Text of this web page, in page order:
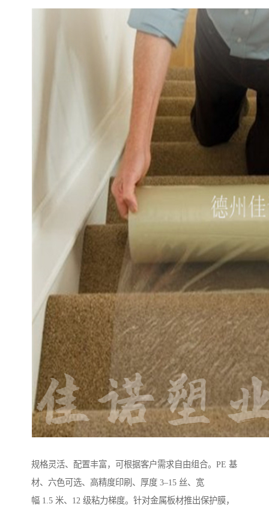
规格灵活、配置丰富，可根据客户需求自由组合。PE 基
材、六色可选、高精度印刷、厚度 3–15 丝、宽
幅 1.5 米、12 级粘力梯度。针对金属板材推出保护膜，